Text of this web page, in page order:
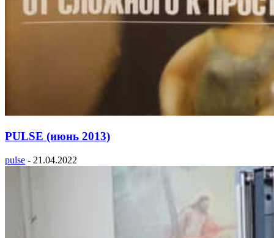
PULSE (июнь 2013)
pulse - 21.04.2022